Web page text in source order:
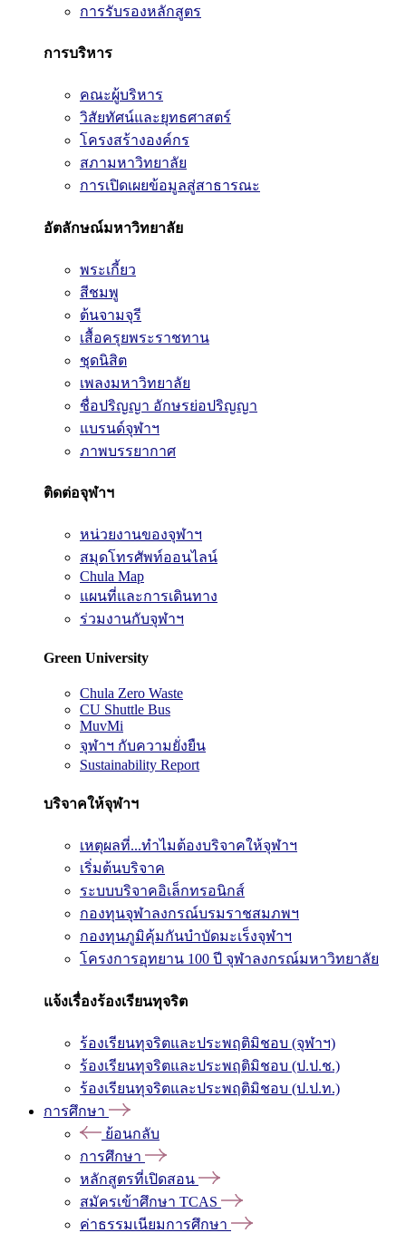
การรับรองหลักสูตร
การบริหาร
คณะผู้บริหาร
วิสัยทัศน์และยุทธศาสตร์
โครงสร้างองค์กร
สภามหาวิทยาลัย
การเปิดเผยข้อมูลสู่สาธารณะ
อัตลักษณ์มหาวิทยาลัย
พระเกี้ยว
สีชมพู
ต้นจามจุรี
เสื้อครุยพระราชทาน
ชุดนิสิต
เพลงมหาวิทยาลัย
ชื่อปริญญา อักษรย่อปริญญา
แบรนด์จุฬาฯ
ภาพบรรยากาศ
ติดต่อจุฬาฯ
หน่วยงานของจุฬาฯ
สมุดโทรศัพท์ออนไลน์
Chula Map
แผนที่และการเดินทาง
ร่วมงานกับจุฬาฯ
Green University
Chula Zero Waste
CU Shuttle Bus
MuvMi
จุฬาฯ กับความยั่งยืน
Sustainability Report
บริจาคให้จุฬาฯ
เหตุผลที่...ทำไมต้องบริจาคให้จุฬาฯ
เริ่มต้นบริจาค
ระบบบริจาคอิเล็กทรอนิกส์
กองทุนจุฬาลงกรณ์บรมราชสมภพฯ
กองทุนภูมิคุ้มกันบำบัดมะเร็งจุฬาฯ
โครงการอุทยาน 100 ปี จุฬาลงกรณ์มหาวิทยาลัย
แจ้งเรื่องร้องเรียนทุจริต
ร้องเรียนทุจริตและประพฤติมิชอบ (จุฬาฯ)
ร้องเรียนทุจริตและประพฤติมิชอบ (ป.ป.ช.)
ร้องเรียนทุจริตและประพฤติมิชอบ (ป.ป.ท.)
การศึกษา
ย้อนกลับ
การศึกษา
หลักสูตรที่เปิดสอน
สมัครเข้าศึกษา TCAS
ค่าธรรมเนียมการศึกษา